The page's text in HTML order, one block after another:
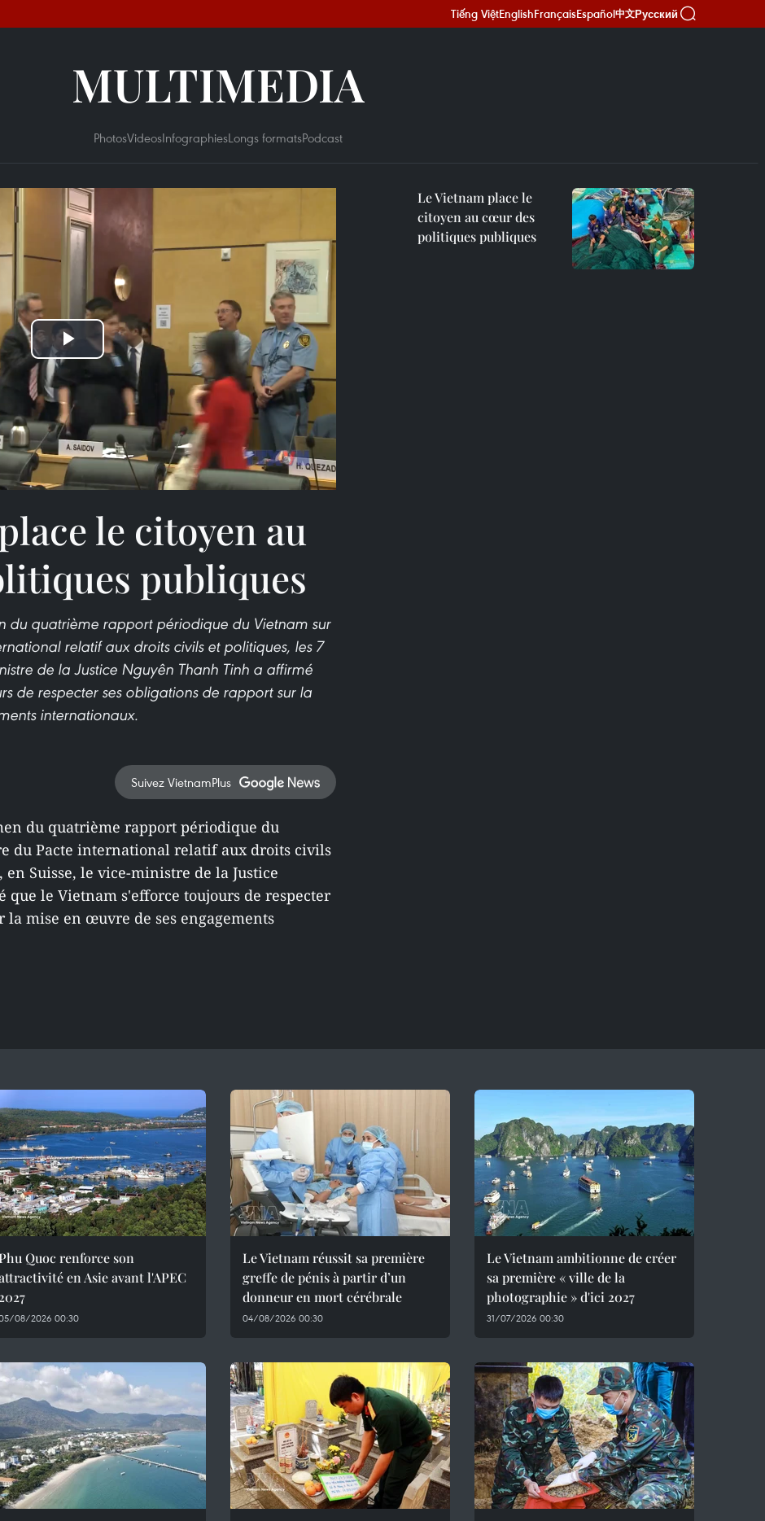
Tiếng ViệtEnglishFrançaisEspañol中文Русский
MULTIMEDIA
PhotosVideosInfographiesLongs formatsPodcast
Play
Video
le citoyen au
publiques
du quatrième rapport périodique du Vietnam sur
relatif aux droits civils et politiques, les 7
de la Justice Nguyên Thanh Tinh a affirmé
de respecter ses obligations de rapport sur la
internationaux.
Suivez VietnamPlus
du quatrième rapport périodique du
du Pacte international relatif aux droits civils
Suisse, le vice-ministre de la Justice
le Vietnam s'efforce toujours de respecter
la mise en œuvre de ses engagements
Le Vietnam place le
citoyen au cœur des
politiques publiques
Quoc renforce son
en Asie avant l'APEC
2027
08/2026 00:30
Le Vietnam réussit sa première
greffe de pénis à partir d’un
donneur en mort cérébrale
04/08/2026 00:30
Le Vietnam ambitionne de créer
sa première « ville de la
photographie » d'ici 2027
31/07/2026 00:30